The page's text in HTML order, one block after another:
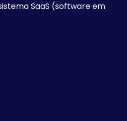
SaaS (software em